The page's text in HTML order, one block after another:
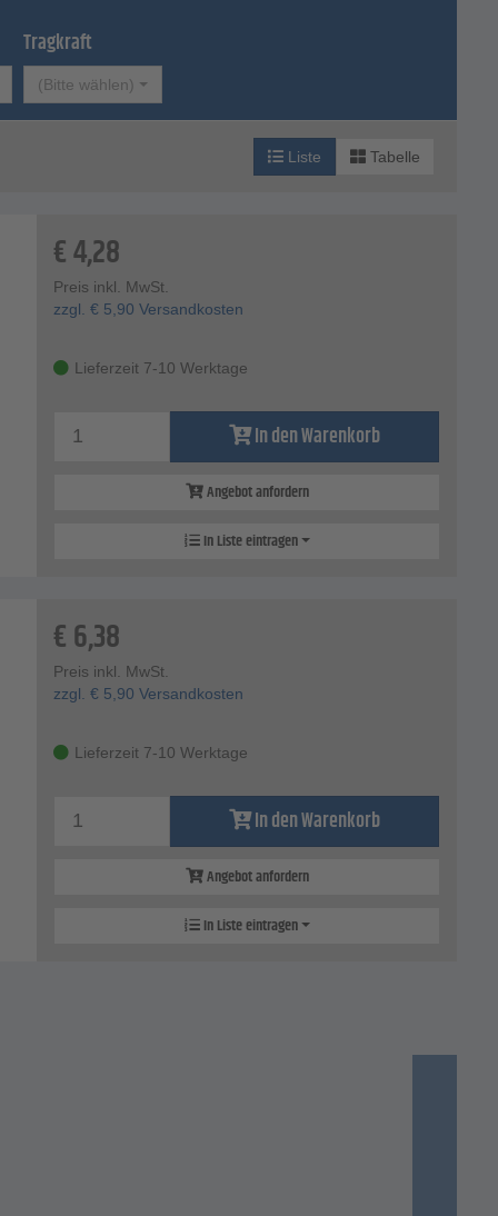
Tragkraft
(Bitte wählen)
Liste Tabelle
€4,28
Preis inkl. MwSt.
zzgl. € 5,90 Versandkosten
Lieferzeit 7-10 Werktage
In den Warenkorb
Angebot anfordern
In Liste eintragen
€6,38
Preis inkl. MwSt.
zzgl. € 5,90 Versandkosten
Lieferzeit 7-10 Werktage
In den Warenkorb
Angebot anfordern
In Liste eintragen